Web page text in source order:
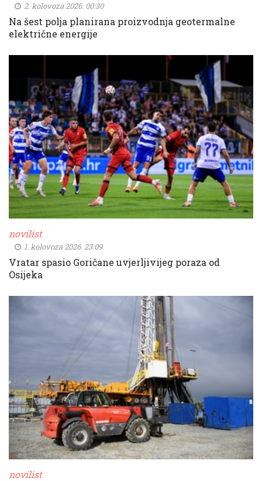
2. kolovoza 2026. 00:30
Na šest polja planirana proizvodnja geotermalne
električne energije
novilist
1. kolovoza 2026. 23:09
Vratar spasio Goričane uvjerljivijeg poraza od
Osijeka
novilist